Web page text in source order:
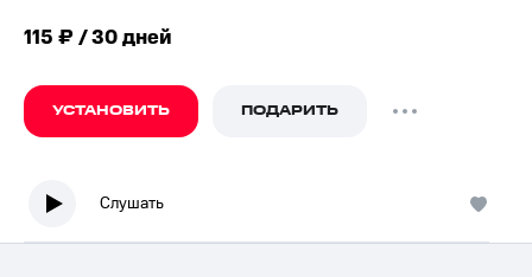
115 ₽ / 30 дней
УСТАНОВИТЬ ПОДАРИТЬ
Слушать